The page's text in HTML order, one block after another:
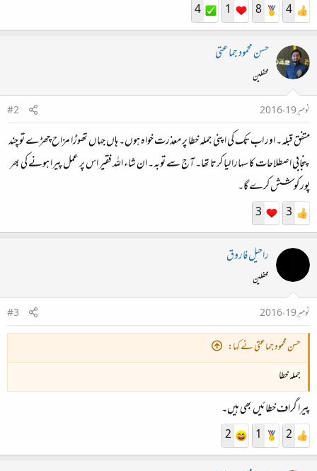
4
8
1
4
حسن محمود جماعتی
محفلین
نومبر 19، 2016
#2
متفق قبلہ۔ اور اب تک کی اپنی جملہ خطا پر معذرت خواہ ہوں۔ ہاں جہاں تھوڑا مزاح چھڑے تو چند
پنجابی اصطلاحات کا سہارا لیا کرتا تھا۔ آج سے توبہ۔ ان شاء اللہ فقیر اس پر عمل پیرا ہونے کی بھر
پور کوشش کرے گا۔
3
3
راحیل فاروق
محفلین
نومبر 19، 2016
#3
حسن محمود جماعتی نے کہا:
جملہ خطا
پیرا گراف خطائیں بھی ہیں۔
2
1
2